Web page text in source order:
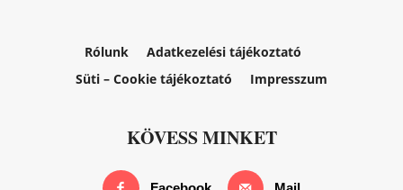
Rólunk
Adatkezelési tájékoztató
Süti – Cookie tájékoztató
Impresszum
KÖVESS MINKET